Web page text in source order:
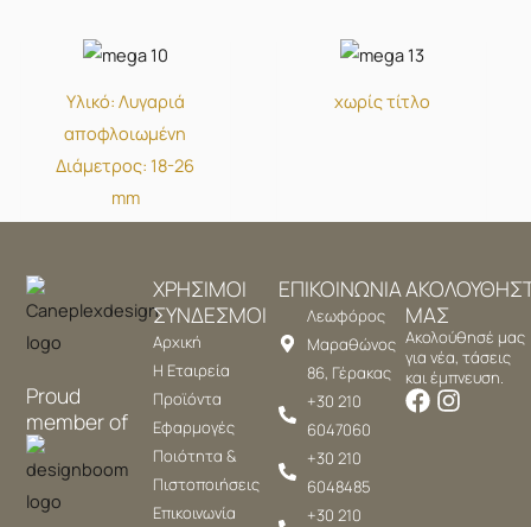
Υλικό: Λυγαριά
αποφλοιωμένη
Διάμετρος: 18-26
mm
χωρίς τίτλο
Proud
member of
ΧΡΗΣΙΜΟΙ
ΣΥΝΔΕΣΜΟΙ
Αρχική
Η Εταιρεία
Προϊόντα
Εφαρμογές
Ποιότητα &
Πιστοποιήσεις
Επικοινωνία
ΕΠΙΚΟΙΝΩΝΙΑ
Λεωφόρος
Μαραθώνος
86, Γέρακας
+30 210
6047060
+30 210
6048485
+30 210
ΜΑΣ
Ακολούθησέ μας
για νέα, τάσεις
και έμπνευση.